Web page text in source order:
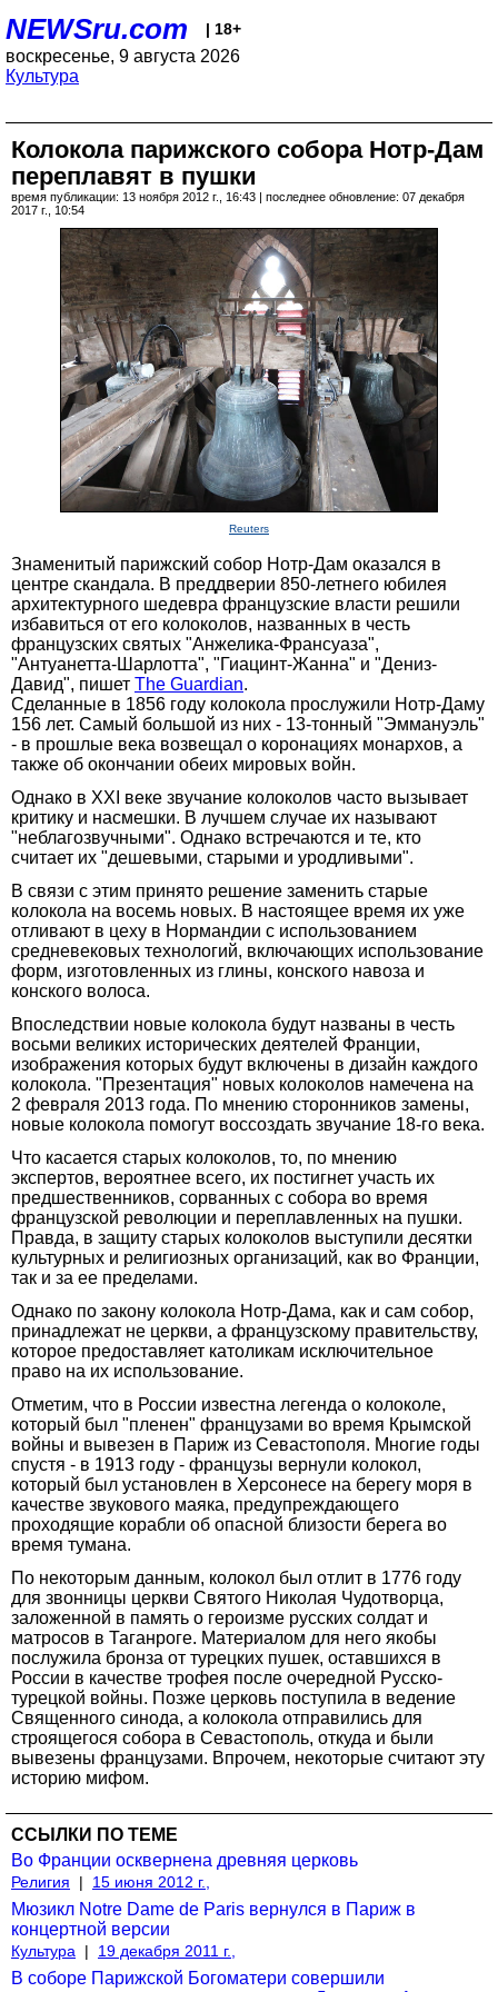
NEWSru.com | 18+
воскресенье, 9 августа 2026
Культура
Колокола парижского собора Нотр-Дам
переплавят в пушки
время публикации: 13 ноября 2012 г., 16:43 | последнее обновление: 07 декабря
2017 г., 10:54
Reuters
Знаменитый парижский собор Нотр-Дам оказался в
центре скандала. В преддверии 850-летнего юбилея
архитектурного шедевра французские власти решили
избавиться от его колоколов, названных в честь
французских святых "Анжелика-Франсуаза",
"Антуанетта-Шарлотта", "Гиацинт-Жанна" и "Дениз-
Давид", пишет The Guardian.
Сделанные в 1856 году колокола прослужили Нотр-Даму
156 лет. Самый большой из них - 13-тонный "Эммануэль"
- в прошлые века возвещал о коронациях монархов, а
также об окончании обеих мировых войн.
Однако в XXI веке звучание колоколов часто вызывает
критику и насмешки. В лучшем случае их называют
"неблагозвучными". Однако встречаются и те, кто
считает их "дешевыми, старыми и уродливыми".
В связи с этим принято решение заменить старые
колокола на восемь новых. В настоящее время их уже
отливают в цеху в Нормандии с использованием
средневековых технологий, включающих использование
форм, изготовленных из глины, конского навоза и
конского волоса.
Впоследствии новые колокола будут названы в честь
восьми великих исторических деятелей Франции,
изображения которых будут включены в дизайн каждого
колокола. "Презентация" новых колоколов намечена на
2 февраля 2013 года. По мнению сторонников замены,
новые колокола помогут воссоздать звучание 18-го века.
Что касается старых колоколов, то, по мнению
экспертов, вероятнее всего, их постигнет участь их
предшественников, сорванных с собора во время
французской революции и переплавленных на пушки.
Правда, в защиту старых колоколов выступили десятки
культурных и религиозных организаций, как во Франции,
так и за ее пределами.
Однако по закону колокола Нотр-Дама, как и сам собор,
принадлежат не церкви, а французскому правительству,
которое предоставляет католикам исключительное
право на их использование.
Отметим, что в России известна легенда о колоколе,
который был "пленен" французами во время Крымской
войны и вывезен в Париж из Севастополя. Многие годы
спустя - в 1913 году - французы вернули колокол,
который был установлен в Херсонесе на берегу моря в
качестве звукового маяка, предупреждающего
проходящие корабли об опасной близости берега во
время тумана.
По некоторым данным, колокол был отлит в 1776 году
для звонницы церкви Святого Николая Чудотворца,
заложенной в память о героизме русских солдат и
матросов в Таганроге. Материалом для него якобы
послужила бронза от турецких пушек, оставшихся в
России в качестве трофея после очередной Русско-
турецкой войны. Позже церковь поступила в ведение
Священного синода, а колокола отправились для
строящегося собора в Севастополь, откуда и были
вывезены французами. Впрочем, некоторые считают эту
историю мифом.
ССЫЛКИ ПО ТЕМЕ
Во Франции осквернена древняя церковь
Религия | 15 июня 2012 г.,
Мюзикл Notre Dame de Paris вернулся в Париж в
концертной версии
Культура | 19 декабря 2011 г.,
В соборе Парижской Богоматери совершили